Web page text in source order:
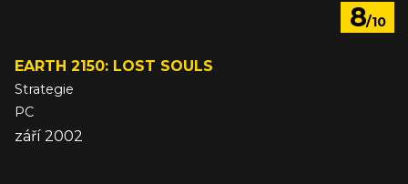
8/10
EARTH 2150: LOST SOULS
Strategie
PC
září 2002